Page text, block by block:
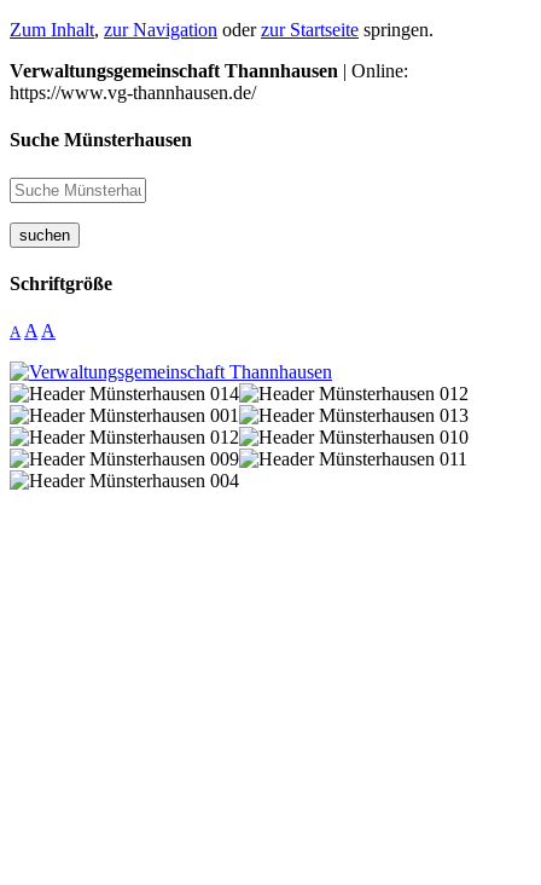
Zum Inhalt, zur Navigation oderzur Startseite springen.
Verwaltungsgemeinschaft Thannhausen | Online:
https://www.vg-thannhausen.de/
Suche Münsterhausen
suchen
Schriftgröße
A A A